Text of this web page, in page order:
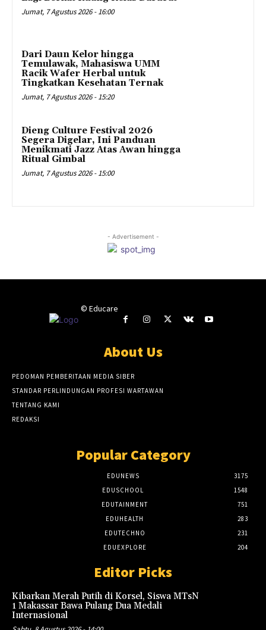
Jumat, 7 Agustus 2026 - 16:00
Dari Daun Kelor hingga
Temulawak, Mahasiswa UMM
Racik Wafer Herbal untuk
Tingkatkan Kesehatan Ternak
Jumat, 7 Agustus 2026 - 15:20
Dieng Culture Festival 2026
Segera Digelar, Ini Panduan
Menikmati Jazz Atas Awan hingga
Ritual Gimbal
Jumat, 7 Agustus 2026 - 15:00
- Advertisement -
© Educare
About Us
PEDOMAN PEMBERITAAN MEDIA SIBER
STANDAR PERLINDUNGAN PROFESI WARTAWAN
TENTANG KAMI
REDAKSI
Popular Category
EDUNEWS
3175
EDUSCHOOL
1548
EDUTAINMENT
751
EDUHEALTH
283
EDUTECHNO
231
EDUEXPLORE
204
Editor Picks
Kibarkan Merah Putih di Korsel, Siswa MTsN
1 Makassar Bawa Pulang Dua Medali
Internasional